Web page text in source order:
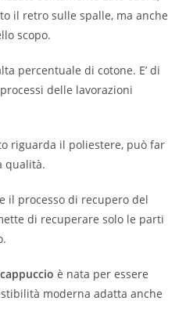
il retro sulle spalle, ma anche
scopo.
percentuale di cotone. E’ di
delle lavorazioni
riguarda il poliestere, può far
qualità.
il processo di recupero del
di recuperare solo le parti
è nata per essere
moderna adatta anche